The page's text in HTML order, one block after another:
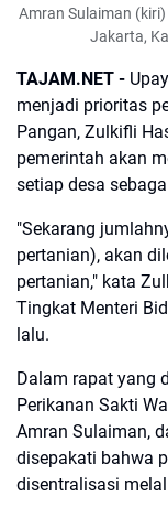
Amran Sulaiman
Jakarta,
TAJAM.NET -
menjadi prioritas
Pangan, Zulkifli
pemerintah akan
setiap desa
"Sekarang
pertanian), akan
pertanian," kata
Tingkat Menteri
lalu.
Dalam rapat yang
Perikanan Sakti
Amran Sulaiman,
disepakati bahwa
disentralisasi